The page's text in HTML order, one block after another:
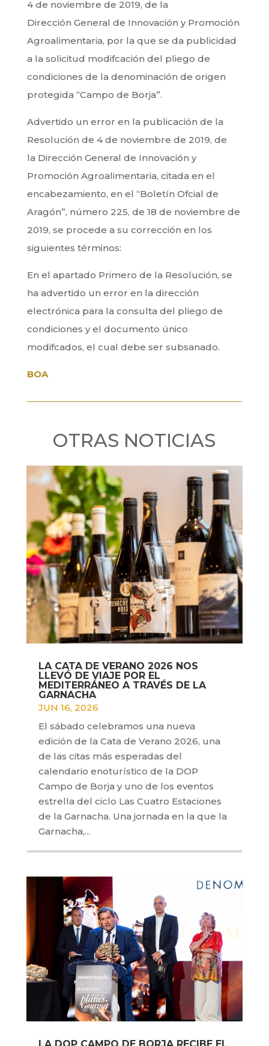
4 de noviembre de 2019, de la
Dirección General de Innovación y Promoción
Agroalimentaria, por la que se da publicidad
a la solicitud modifcación del pliego de
condiciones de la denominación de origen
protegida “Campo de Borja”.
Advertido un error en la publicación de la
Resolución de 4 de noviembre de 2019, de
la Dirección General de Innovación y
Promoción Agroalimentaria, citada en el
encabezamiento, en el “Boletín Ofcial de
Aragón”, número 225, de 18 de noviembre de
2019, se procede a su corrección en los
siguientes términos:
En el apartado Primero de la Resolución, se
ha advertido un error en la dirección
electrónica para la consulta del pliego de
condiciones y el documento único
modifcados, el cual debe ser subsanado.
BOA
OTRAS NOTICIAS
LA CATA DE VERANO 2026 NOS
LLEVÓ DE VIAJE POR EL
MEDITERRÁNEO A TRAVÉS DE LA
GARNACHA
JUN 16, 2026
El sábado celebramos una nueva
edición de la Cata de Verano 2026, una
de las citas más esperadas del
calendario enoturístico de la DOP
Campo de Borja y uno de los eventos
estrella del ciclo Las Cuatro Estaciones
de la Garnacha. Una jornada en la que la
Garnacha,...
LA DOP CAMPO DE BORJA RECIBE EL